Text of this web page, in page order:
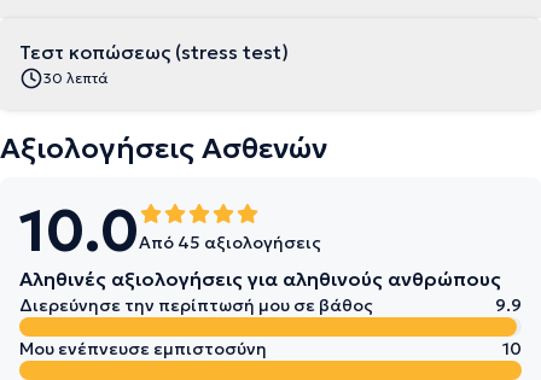
Τεστ κοπώσεως (stress test)
30 λεπτά
Αξιολογήσεις Ασθενών
10.0Από 45 αξιολογήσεις
Αληθινές αξιολογήσεις για αληθινούς ανθρώπους
Διερεύνησε την περίπτωσή μου σε βάθος
9.9
Μου ενέπνευσε εμπιστοσύνη
10